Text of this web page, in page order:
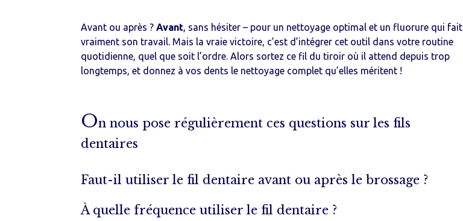
Avant ou après ?Avant, sans hésiter – pour un nettoyage optimal et un fluorure qui fait
vraiment son travail. Mais la vraie victoire, c’est d’intégrer cet outil dans votre routine
quotidienne, quel que soit l’ordre. Alors sortez ce fil du tiroir où il attend depuis trop
longtemps, et donnez à vos dents le nettoyage complet qu’elles méritent !
On nous pose régulièrement ces questions sur les fils
dentaires
Faut-il utiliser le fil dentaire avant ou après le brossage ?
À quelle fréquence utiliser le fil dentaire ?